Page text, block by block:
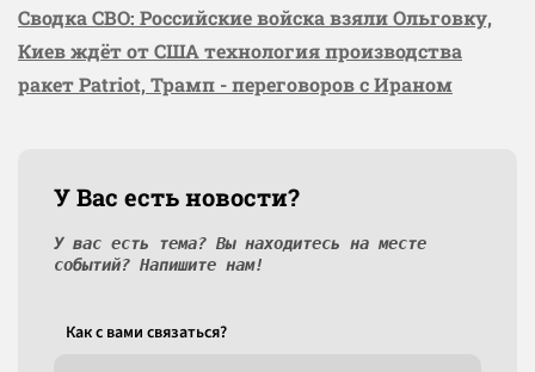
Сводка СВО: Российские войска взяли Ольговку,
Киев ждёт от США технология производства
ракет Patriot, Трамп - переговоров с Ираном
У Вас есть новости?
У вас есть тема? Вы находитесь на месте
событий? Напишите нам!
Как c вами связаться?